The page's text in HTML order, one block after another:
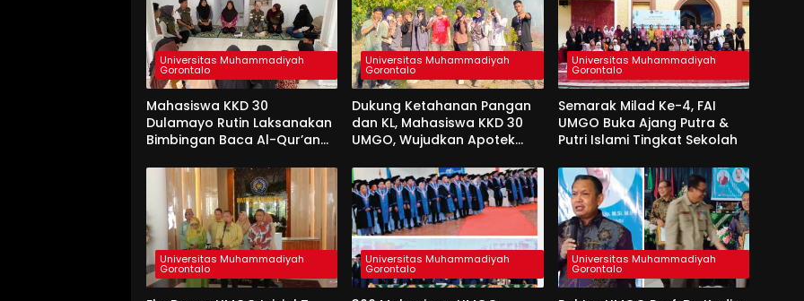
Universitas Muhammadiyah
Gorontalo
Mahasiswa KKD 30
Dulamayo Rutin Laksanakan
Bimbingan Baca Al-Qur’an
Khairat
Universitas Muhammadiyah
Gorontalo
Dukung Ketahanan Pangan
dan KL, Mahasiswa KKD 30
UMGO, Wujudkan Apotek
Universitas Muhammadiyah
Gorontalo
Semarak Milad Ke-4, FAI
UMGO Buka Ajang Putra &
Putri Islami Tingkat Sekolah
Universitas Muhammadiyah
Gorontalo
Universitas Muhammadiyah
Gorontalo
Universitas Muhammadiyah
Gorontalo